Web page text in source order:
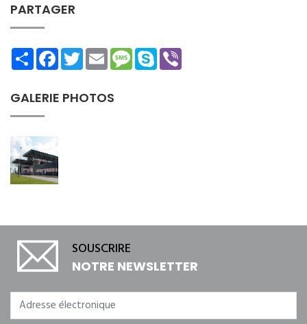
PARTAGER
ShareFacebookTwitterEmailMessage
Skype
GALERIE PHOTOS
SOUSCRIRE
NOTRE NEWSLETTER